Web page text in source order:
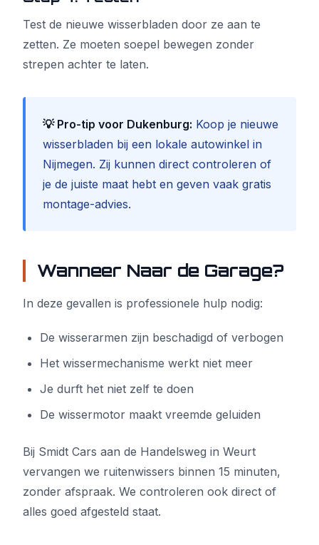
Test de nieuwe wisserbladen door ze aan te
zetten. Ze moeten soepel bewegen zonder
strepen achter te laten.
💡 Pro-tip voor Dukenburg: Koop je nieuwe
wisserbladen bij een lokale autowinkel in
Nijmegen. Zij kunnen direct controleren of
je de juiste maat hebt en geven vaak gratis
montage-advies.
Wanneer Naar de Garage?
In deze gevallen is professionele hulp nodig:
De wisserarmen zijn beschadigd of verbogen
Het wissermechanisme werkt niet meer
Je durft het niet zelf te doen
De wissermotor maakt vreemde geluiden
Bij Smidt Cars aan de Handelsweg in Weurt
vervangen we ruitenwissers binnen 15 minuten,
zonder afspraak. We controleren ook direct of
alles goed afgesteld staat.